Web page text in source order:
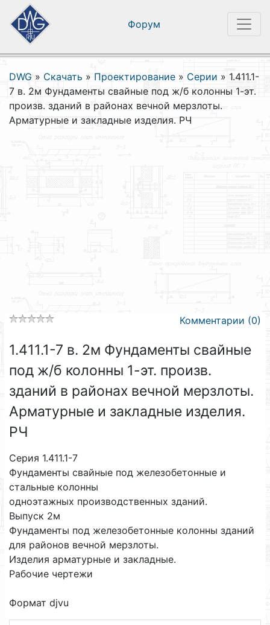
Форум
DWG » Скачать » Проектирование » Серии » 1.411.1-
7 в. 2м Фундаменты свайные под ж/б колонны 1-эт.
произв. зданий в районах вечной мерзлоты.
Арматурные и закладные изделия. РЧ
Комментарии (0)
1.411.1-7 в. 2м Фундаменты свайные
под ж/б колонны 1-эт. произв.
зданий в районах вечной мерзлоты.
Арматурные и закладные изделия.
РЧ
Серия 1.411.1-7
Фундаменты свайные под железобетонные и
стальные колонны
одноэтажных производственных зданий.
Выпуск 2м
Фундаменты под железобетонные колонны зданий
для районов вечной мерзлоты.
Изделия арматурные и закладные.
Рабочие чертежи
Формат djvu